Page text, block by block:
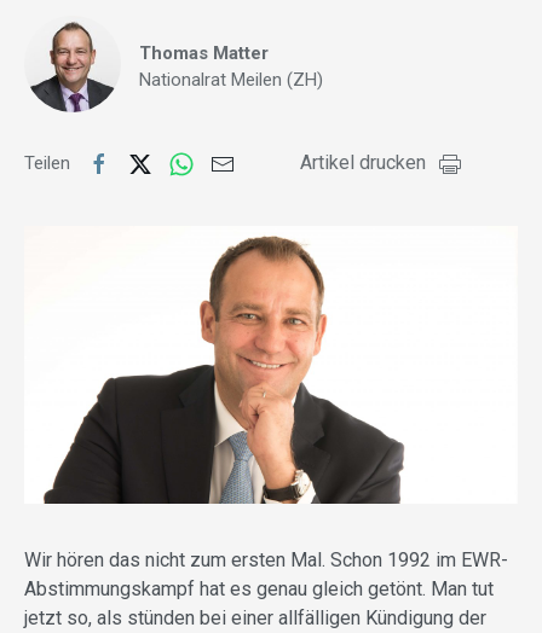
Thomas Matter
Nationalrat Meilen (ZH)
Teilen Artikel drucken
Wir hören das nicht zum ersten Mal. Schon 1992 im EWR-
Abstimmungskampf hat es genau gleich getönt. Man tut
jetzt so, als stünden bei einer allfälligen Kündigung der